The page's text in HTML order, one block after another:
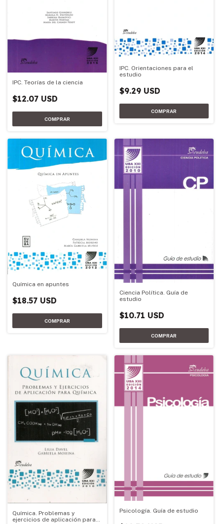
IPC. Teorías de la ciencia
$12.07 USD
IPC. Orientaciones para el
estudio
$9.29 USD
Química en apuntes
$18.57 USD
Ciencia Política. Guía de
estudio
$10.71 USD
Química. Problemas y
ejercicios de aplicación para
Psicología. Guía de estudio